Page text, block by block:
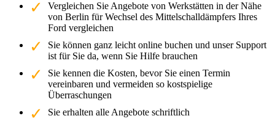
Vergleichen Sie Angebote von Werkstätten in der Nähe
von Berlin für Wechsel des Mittelschalldämpfers Ihres
Ford vergleichen
Sie können ganz leicht online buchen und unser Support
ist für Sie da, wenn Sie Hilfe brauchen
Sie kennen die Kosten, bevor Sie einen Termin
vereinbaren und vermeiden so kostspielige
Überraschungen
Sie erhalten alle Angebote schriftlich